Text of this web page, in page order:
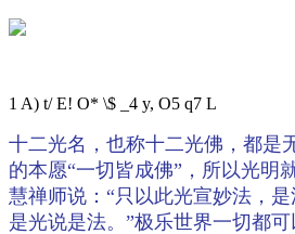
1 A) t/ E! O* \$ _4 y, O5 q7 L
十二光名，也称十二光佛，都是
的本愿“一切皆成佛”，所以光明
慧禅师说：“只以此光宣妙法，
是光说是法。”极乐世界一切都